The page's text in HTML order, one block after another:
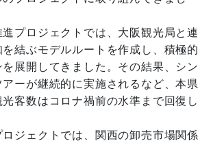
プロジェクトでは、大阪観光局と連
結ぶモデルルートを作成し、積極的
展開してきました。その結果、シン
ーが継続的に実施されるなど、本県
客数はコロナ禍前の水準まで回復し
ジェクトでは、関西の卸売市場関係